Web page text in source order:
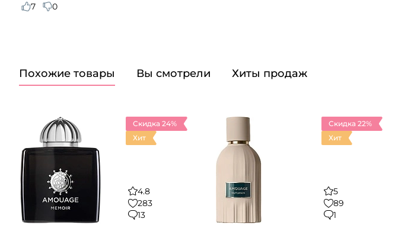
7
0
Похожие товары Вы смотрели Хиты продаж
Скидка 24%
Хит
4.8
283
13
Скидка 22%
Хит
5
89
1